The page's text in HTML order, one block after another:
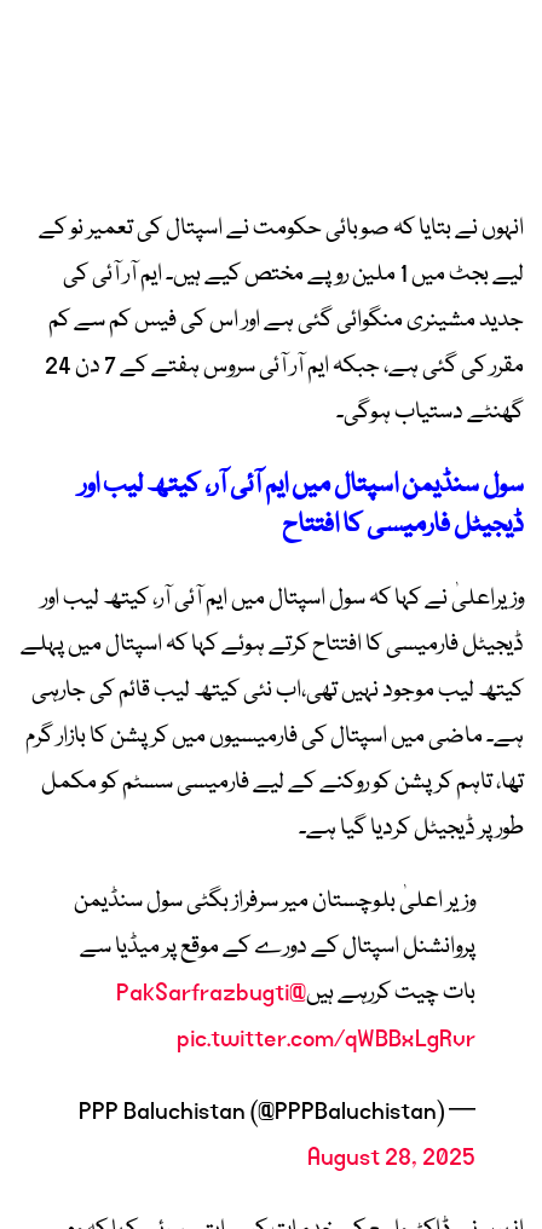
انہوں نے بتایا کہ صوبائی حکومت نے اسپتال کی تعمیر نو کے
لیے بجٹ میں 1 ملین روپے مختص کیے ہیں۔ ایم آر آئی کی
جدید مشینری منگوائی گئی ہے اور اس کی فیس کم سے کم
مقرر کی گئی ہے، جبکہ ایم آر آئی سروس ہفتے کے 7 دن 24
گھنٹے دستیاب ہوگی۔
سول سنڈیمن اسپتال میں ایم آئی آر، کیتھ لیب اور
ڈیجیٹل فارمیسی کا افتتاح
وزیراعلیٰ نے کہا کہ سول اسپتال میں ایم آئی آر، کیتھ لیب اور
ڈیجیٹل فارمیسی کا افتتاح کرتے ہوئے کہا کہ اسپتال میں پہلے
کیتھ لیب موجود نہیں تھی،اب نئی کیتھ لیب قائم کی جارہی
ہے۔ ماضی میں اسپتال کی فارمیسیوں میں کرپشن کا بازار گرم
تھا، تاہم کرپشن کو روکنے کے لیے فارمیسی سسٹم کو مکمل
طور پر ڈیجیٹل کردیا گیا ہے۔
وزیر اعلیٰ بلوچستان میر سرفراز بگٹی سول سنڈیمن
پروانشنل اسپتال کے دورے کے موقع پر میڈیا سے
بات چیت کررہے ہیں@PakSarfrazbugti
pic.twitter.com/qWBBxLgRvr
— PPP Baluchistan (@PPPBaluchistan)
August 28, 2025